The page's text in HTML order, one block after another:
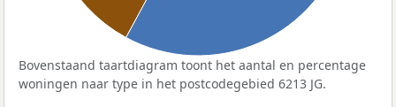
Bovenstaand taartdiagram toont het aantal en percentage
woningen naar type in het postcodegebied 6213 JG.